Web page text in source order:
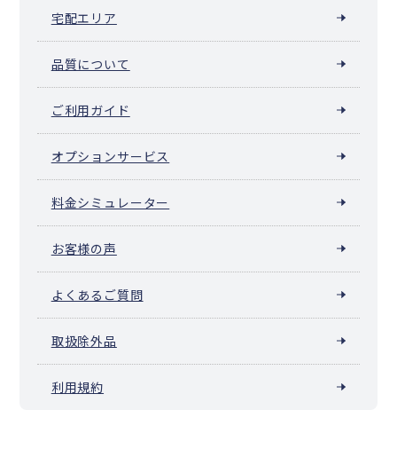
宅配エリア
品質について
ご利用ガイド
オプションサービス
料金シミュレーター
お客様の声
よくあるご質問
取扱除外品
利用規約